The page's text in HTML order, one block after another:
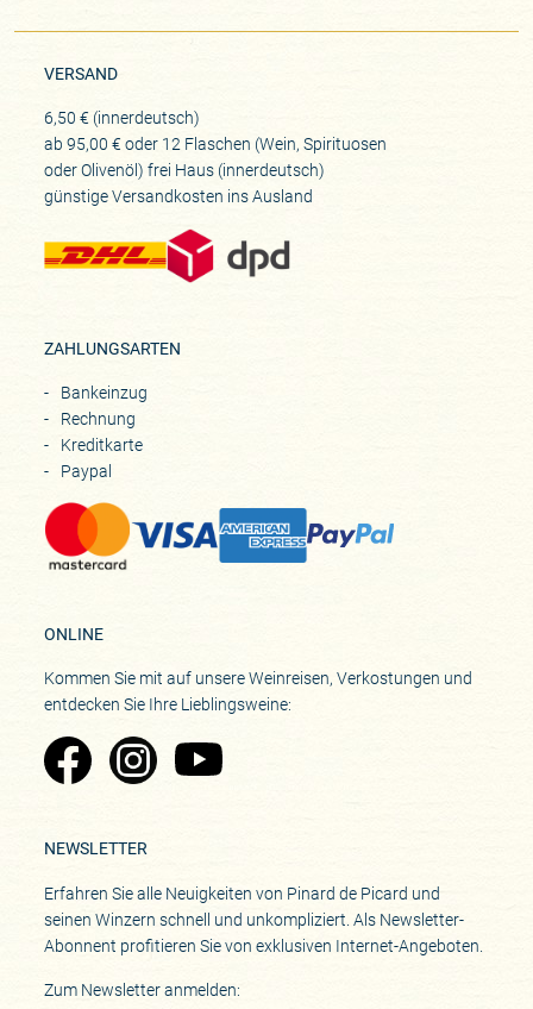
VERSAND
6,50 € (innerdeutsch)
ab 95,00 € oder 12 Flaschen (Wein, Spirituosen
oder Olivenöl) frei Haus (innerdeutsch)
günstige Versandkosten ins Ausland
ZAHLUNGSARTEN
Bankeinzug
Rechnung
Kreditkarte
Paypal
ONLINE
Kommen Sie mit auf unsere Weinreisen, Verkostungen und
entdecken Sie Ihre Lieblingsweine:
Zu Pinard's Facebook-Seite
Zu Pinard's Instagram-Seite
Zu Pinard's YouTube-Seite
NEWSLETTER
Erfahren Sie alle Neuigkeiten von Pinard de Picard und
seinen Winzern schnell und unkompliziert. Als Newsletter-
Abonnent profitieren Sie von exklusiven Internet-Angeboten.
Zum Newsletter anmelden: